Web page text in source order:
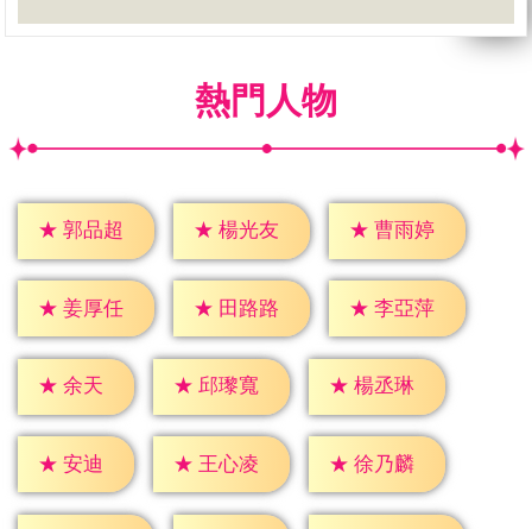
熱門人物
★ 郭品超 ★ 楊光友 ★ 曹雨婷
★ 姜厚任 ★ 田路路 ★ 李亞萍
★ 余天 ★ 邱瓈寬 ★ 楊丞琳
★ 安迪 ★ 王心凌 ★ 徐乃麟